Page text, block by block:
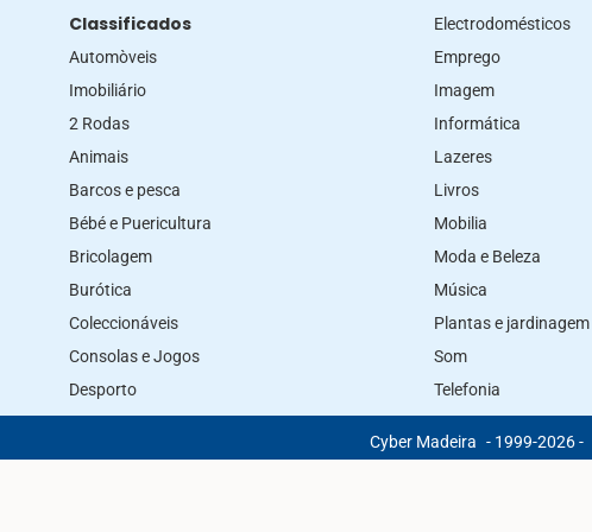
Classificados
Automòveis
Imobiliário
2 Rodas
Animais
Barcos e pesca
Bébé e Puericultura
Bricolagem
Burótica
Coleccionáveis
Consolas e Jogos
Desporto
Electrodomésticos
Emprego
Imagem
Informática
Lazeres
Livros
Mobilia
Moda e Beleza
Música
Plantas e jardinagem
Som
Telefonia
Cyber Madeira - 1999-2026 -